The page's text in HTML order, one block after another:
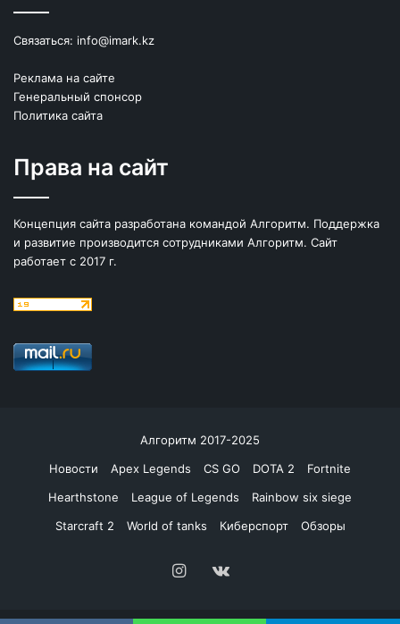
Связаться: info@imark.kz
Реклама на сайте
Генеральный спонсор
Политика сайта
Права на сайт
Концепция сайта разработана командой Алгоритм. Поддержка
и развитие производится сотрудниками Алгоритм. Сайт
работает с 2017 г.
Алгоритм 2017-2025
Новости
Apex Legends CS GO DOTA 2
Fortnite
Hearthstone
League of Legends
Rainbow six siege
Starcraft 2
World of tanks Киберспорт Обзоры
Instagram